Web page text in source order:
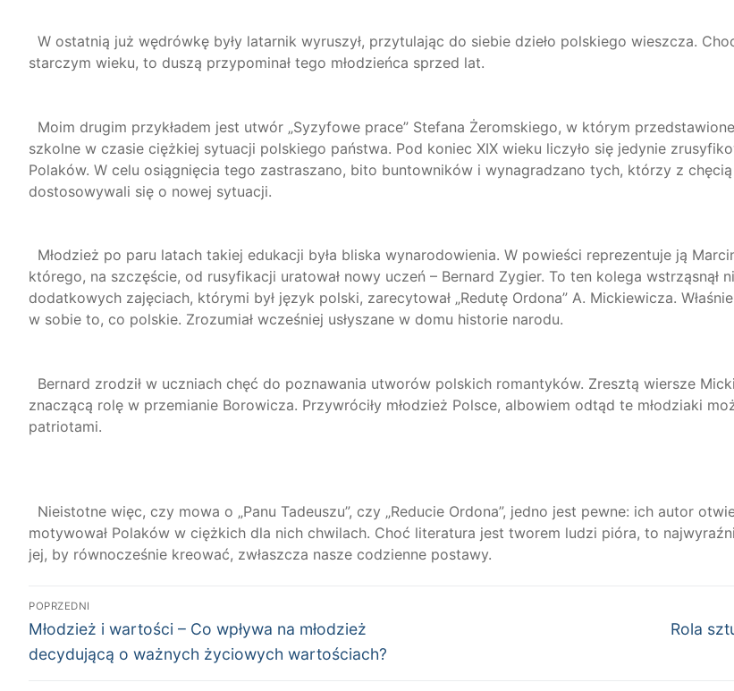
W ostatnią już wędrówkę były latarnik wyruszył, przytulając do siebie dzieło polskiego wieszcza.
starczym wieku, to duszą przypominał tego młodzieńca sprzed lat.
Moim drugim przykładem jest utwór „Syzyfowe prace” Stefana Żeromskiego, w którym
szkolne w czasie ciężkiej sytuacji polskiego państwa. Pod koniec XIX wieku liczyło się jedynie
Polaków. W celu osiągnięcia tego zastraszano, bito buntowników i wynagradzano tych, którzy z
dostosowywali się o nowej sytuacji.
Młodzież po paru latach takiej edukacji była bliska wynarodowienia. W powieści reprezentuje ją
którego, na szczęście, od rusyfikacji uratował nowy uczeń – Bernard Zygier. To ten kolega wstrząsnął
dodatkowych zajęciach, którymi był język polski, zarecytował „Redutę Ordona” A. Mickiewicza.
w sobie to, co polskie. Zrozumiał wcześniej usłyszane w domu historie narodu.
Bernard zrodził w uczniach chęć do poznawania utworów polskich romantyków. Zresztą wiersze
znaczącą rolę w przemianie Borowicza. Przywróciły młodzież Polsce, albowiem odtąd te młodziaki
patriotami.
Nieistotne więc, czy mowa o „Panu Tadeuszu”, czy „Reducie Ordona”, jedno jest pewne: ich autor
motywował Polaków w ciężkich dla nich chwilach. Choć literatura jest tworem ludzi pióra, to
jej, by równocześnie kreować, zwłaszcza nasze codzienne postawy.
Nawigacja
wpisu
POPRZEDNI
Poprzedni
wpis:
Młodzież i wartości – Co wpływa na młodzież
decydującą o ważnych życiowych wartościach?
Następny
Rola